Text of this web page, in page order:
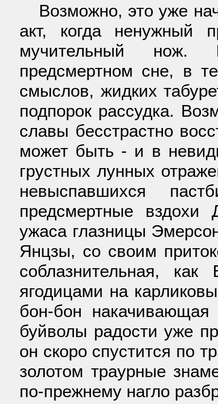
Возможно, это уже
акт, когда ненужный
мучительный нож.
предсмертном сне, в
смыслов, жидких
подпорок рассудка.
славы бесстрастно
может быть - и в
грустных лунных
невыспавшихся
предсмертные
ужаса глазницы
Янцзы, со своим
соблазнительная,
ягодицами на
бон-бон
буйволы радости уже
он скоро спустится по
золотом траурные
по-прежнему нагло